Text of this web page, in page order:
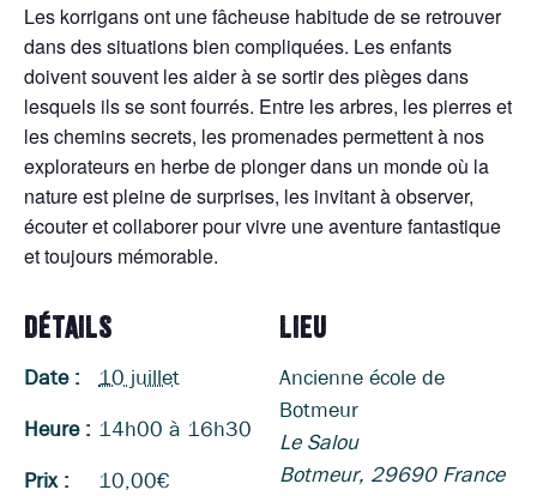
Les korrigans ont une fâcheuse habitude de se retrouver
dans des situations bien compliquées. Les enfants
doivent souvent les aider à se sortir des pièges dans
lesquels ils se sont fourrés. Entre les arbres, les pierres et
les chemins secrets, les promenades permettent à nos
explorateurs en herbe de plonger dans un monde où la
nature est pleine de surprises, les invitant à observer,
écouter et collaborer pour vivre une aventure fantastique
et toujours mémorable.
DÉTAILS
Date :
10 juillet
Heure : 14h00 à 16h30
Prix :
10,00€
LIEU
Ancienne école de
Botmeur
Le Salou
Botmeur, 29690 France